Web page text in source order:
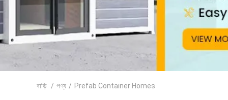
বাড়ি / পণ্য / Prefab Container Homes